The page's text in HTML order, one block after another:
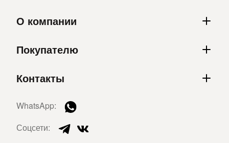
О компании
Покупателю
Контакты
WhatsApp:
Соцсети: